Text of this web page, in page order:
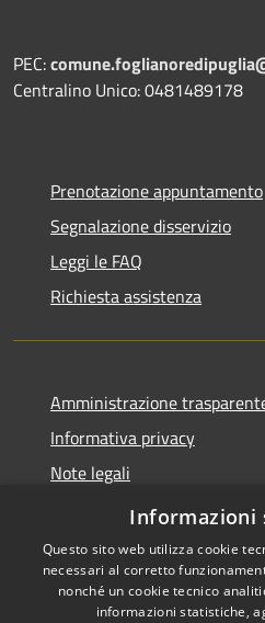
PEC:
Centralino Unico: 0481489178
Prenotazione appuntamento
Segnalazione disservizio
Leggi le FAQ
Richiesta assistenza
Amministrazione
Informativa privacy
Note legali
Dichiarazione di accessibilità
Informazioni
Questo sito web utilizza cookie
necessari al corretto
nonché un cookie tecnico
informazioni statistiche,